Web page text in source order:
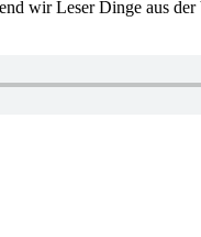
wir Leser Dinge aus